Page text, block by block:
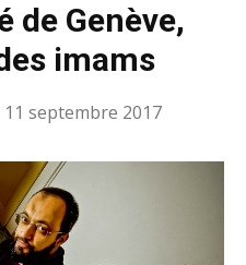
de Genève,
imams
11 septembre 2017